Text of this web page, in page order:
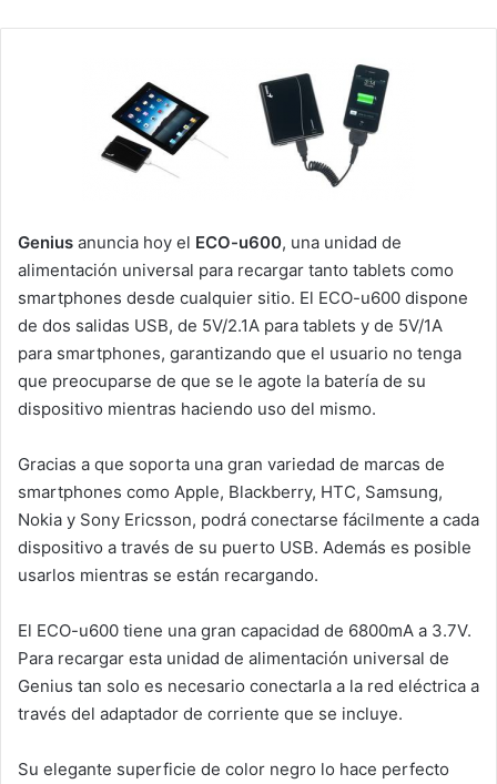
Genius anuncia hoy el ECO-u600, una unidad de
alimentación universal para recargar tanto tablets como
smartphones desde cualquier sitio. El ECO-u600 dispone
de dos salidas USB, de 5V/2.1A para tablets y de 5V/1A
para smartphones, garantizando que el usuario no tenga
que preocuparse de que se le agote la batería de su
dispositivo mientras haciendo uso del mismo.
Gracias a que soporta una gran variedad de marcas de
smartphones como Apple, Blackberry, HTC, Samsung,
Nokia y Sony Ericsson, podrá conectarse fácilmente a cada
dispositivo a través de su puerto USB. Además es posible
usarlos mientras se están recargando.
El ECO-u600 tiene una gran capacidad de 6800mA a 3.7V.
Para recargar esta unidad de alimentación universal de
Genius tan solo es necesario conectarla a la red eléctrica a
través del adaptador de corriente que se incluye.
Su elegante superficie de color negro lo hace perfecto